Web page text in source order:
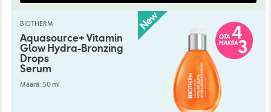
BIOTHERM
Aquasource+ Vitamin
Glow Hydra-Bronzing
Drops
Serum
Määrä: 50 ml